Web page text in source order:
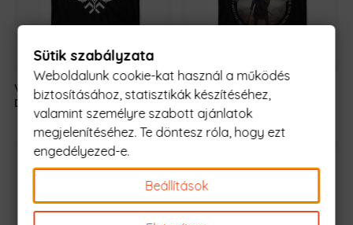
Viking warrion -
Dragon
5990 Ft-
tól
Viking
Silhouette
Sütik szabályzata
Weboldalunk cookie-kat használ a működés
biztosításához, statisztikák készítéséhez,
valamint személyre szabott ajánlatok
megjelenítéséhez. Te döntesz róla, hogy ezt
engedélyezed-e.
Beállítások